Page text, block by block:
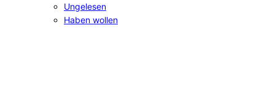
Ungelesen
Haben wollen